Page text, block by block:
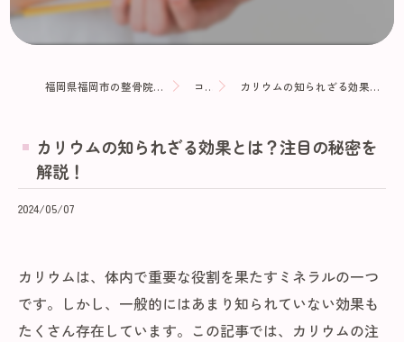
福岡県福岡市の整骨院ならさくらざか整骨院 コラム カリウムの知られざる効果とは？注目の秘密を解説！
カリウムの知られざる効果とは？注目の秘密を
解説！
2024/05/07
カリウムは、体内で重要な役割を果たすミネラルの一つ
です。しかし、一般的にはあまり知られていない効果も
たくさん存在しています。この記事では、カリウムの注